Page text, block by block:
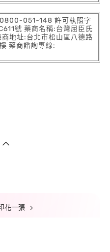
051-148 許可執照字
號 藥商名稱:台灣屈臣氏
地址:台北市松山區八德路
藥商諮詢專線:
花一張